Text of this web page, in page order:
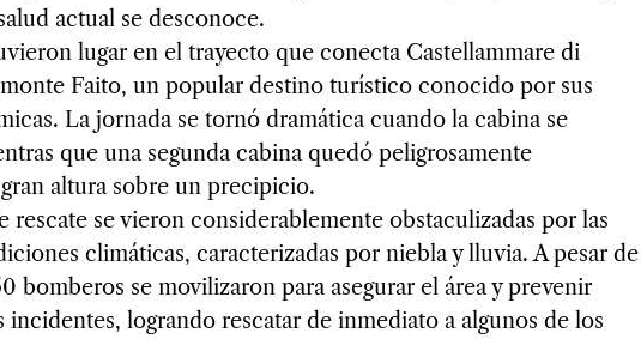
actual se desconoce.
lugar en el trayecto que conecta Castellammare di
Faito, un popular destino turístico conocido por sus
La jornada se tornó dramática cuando la cabina se
que una segunda cabina quedó peligrosamente
altura sobre un precipicio.
rescate se vieron considerablemente obstaculizadas por las
climáticas, caracterizadas por niebla y lluvia. A pesar de
bomberos se movilizaron para asegurar el área y prevenir
incidentes, logrando rescatar de inmediato a algunos de los